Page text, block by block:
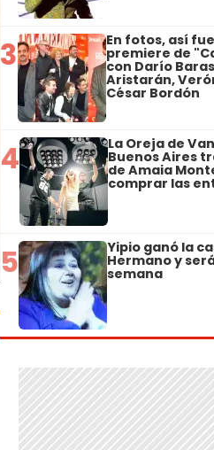
3 En fotos, así
premiere de
con Darío
Aristarán,
César Bordón
4 La Oreja de
Buenos Aires
de Amaia
comprar las
5 Yipio ganó la
Hermano y
semana